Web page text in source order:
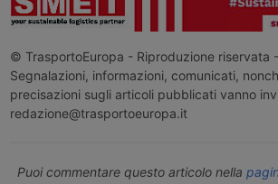
© TrasportoEuropa - Riproduzione riservata
Segnalazioni, informazioni, comunicati,
precisazioni sugli articoli pubblicati vanno
redazione@trasportoeuropa.it
Puoi commentare questo articolo nella